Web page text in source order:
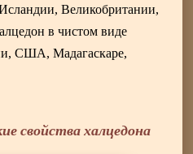
Великобритании,
в чистом виде
США, Мадагаскаре,
свойства халцедона